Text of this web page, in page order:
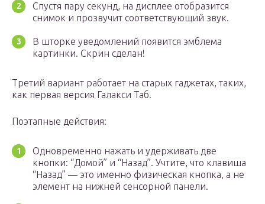
Спустя пару секунд, на дисплее отобразится
снимок и прозвучит соответствующий звук.
В шторке уведомлений появится эмблема
картинки. Скрин сделан!
Третий вариант работает на старых гаджетах, таких,
как первая версия Галакси Таб.
Поэтапные действия:
Одновременно нажать и удерживать две
кнопки: “Домой” и “Назад”. Учтите, что клавиша
“Назад” — это именно физическая кнопка, а не
элемент на нижней сенсорной панели.